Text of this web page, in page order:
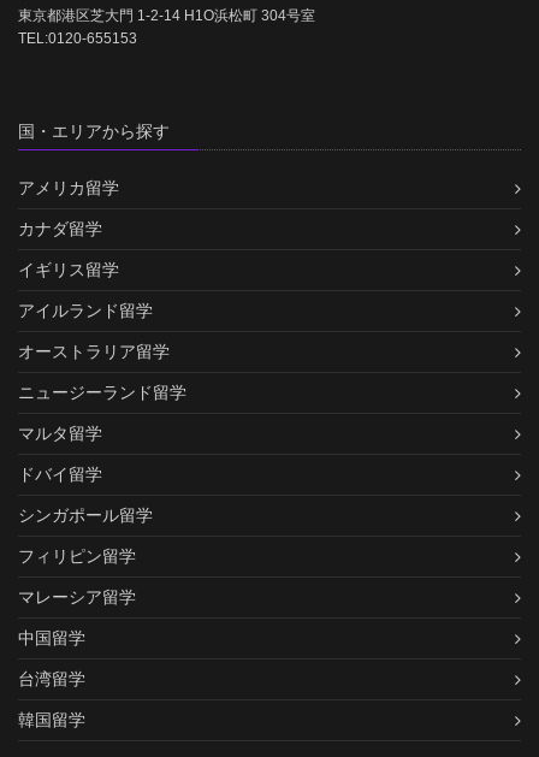
東京都港区芝大門 1-2-14 H1O浜松町 304号室
TEL:0120-655153
国・エリアから探す
アメリカ留学
カナダ留学
イギリス留学
アイルランド留学
オーストラリア留学
ニュージーランド留学
マルタ留学
ドバイ留学
シンガポール留学
フィリピン留学
マレーシア留学
中国留学
台湾留学
韓国留学